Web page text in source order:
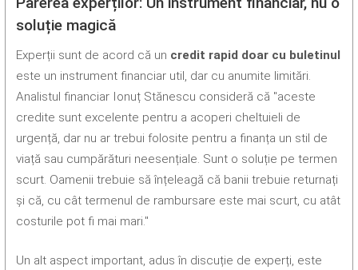
soluție magică
Experții sunt de acord că un credit rapid doar cu buletinul
este un instrument financiar util, dar cu anumite limitări.
Analistul financiar Ionuț Stănescu consideră că "aceste
credite sunt excelente pentru a acoperi cheltuieli de
urgență, dar nu ar trebui folosite pentru a finanța un stil de
viață sau cumpărături neesențiale. Sunt o soluție pe termen
scurt. Oamenii trebuie să înțeleagă că banii trebuie returnați
și că, cu cât termenul de rambursare este mai scurt, cu atât
costurile pot fi mai mari."
Un alt aspect important, adus în discuție de experți, este